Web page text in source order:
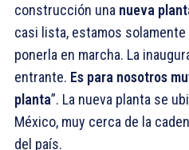
construcción una nueva
casi lista, estamos
ponerla en marcha. La
entrante. Es para nosotros
planta”. La nueva planta se
México, muy cerca de la
del país.